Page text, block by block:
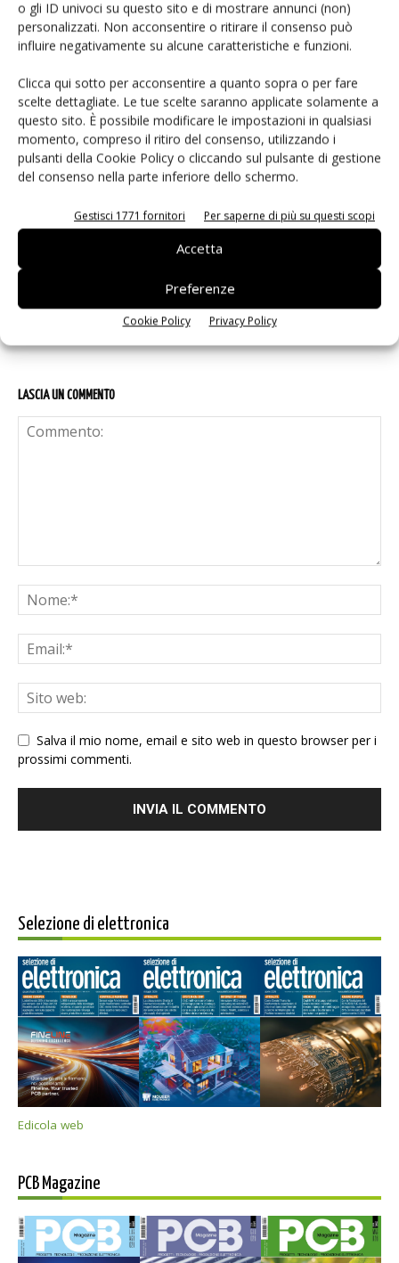
o gli ID univoci su questo sito e di mostrare annunci (non)
personalizzati. Non acconsentire o ritirare il consenso può
influire negativamente su alcune caratteristiche e funzioni.
Clicca qui sotto per acconsentire a quanto sopra o per fare
scelte dettagliate. Le tue scelte saranno applicate solamente a
questo sito. È possibile modificare le impostazioni in qualsiasi
momento, compreso il ritiro del consenso, utilizzando i
pulsanti della Cookie Policy o cliccando sul pulsante di gestione
del consenso nella parte inferiore dello schermo.
Gestisci 1771 fornitori Per saperne di più su questi scopi
Accetta
Preferenze
Cookie Policy Privacy Policy
ARTICOLI CORRELATI ALTRO DALL'AUTORE
IA autonoma: la fiducia diventa
decisiva
Smart home: la sfida passa da
sicurezza e interoperabilità
Siemens e NVIDIA insieme sull’IA
LASCIA UN COMMENTO
Salva il mio nome, email e sito web in questo browser per i
prossimi commenti.
Selezione di elettronica
Edicola web
PCB Magazine